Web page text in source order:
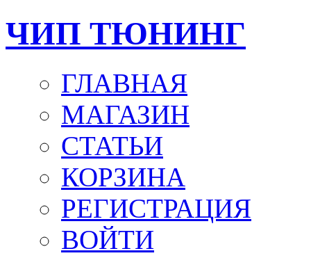
ЧИП ТЮНИНГ
ГЛАВНАЯ
МАГАЗИН
СТАТЬИ
КОРЗИНА
РЕГИСТРАЦИЯ
ВОЙТИ